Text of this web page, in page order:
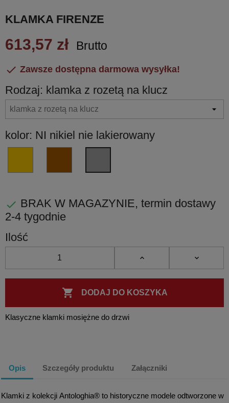
KLAMKA FIRENZE
613,57 zł Brutto
 Zawsze dostępna darmowa wysyłka!
Rodzaj: klamka z rozetą na klucz
kolor: NI nikiel nie lakierowany
 BRAK W MAGAZYNIE, termin dostawy
2-4 tygodnie
Ilość
 DODAJ DO KOSZYKA
Klasyczne klamki mosiężne do drzwi
Opis Szczegóły produktu Załączniki
Klamki z kolekcji Antologhia® to historyczne modele odtworzone w